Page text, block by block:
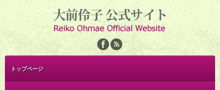
トップページ